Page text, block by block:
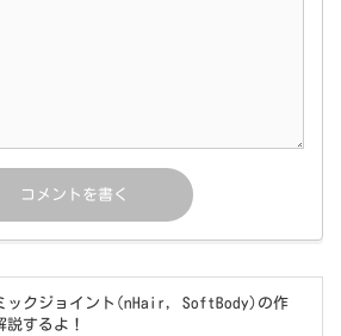
ックジョイント(nHair, SoftBody)の作
説するよ！